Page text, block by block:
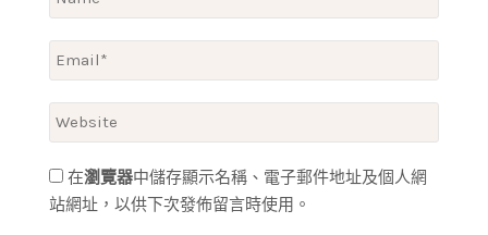
在瀏覽器中儲存顯示名稱、電子郵件地址及個人網
站網址，以供下次發佈留言時使用。